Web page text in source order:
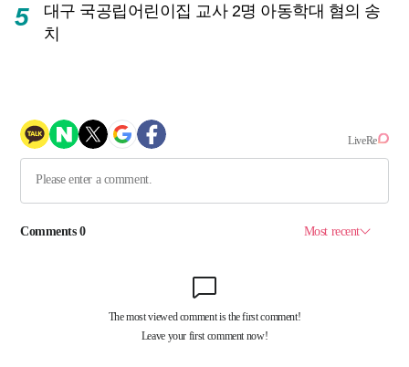
5
대구 국공립어린이집 교사 2명 아동학대 혐의 송
치